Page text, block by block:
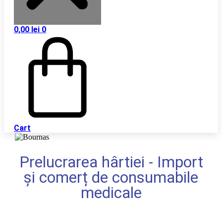
0,00 lei 0
Cart
Prelucrarea hârtiei - Import
și comerț de consumabile
medicale